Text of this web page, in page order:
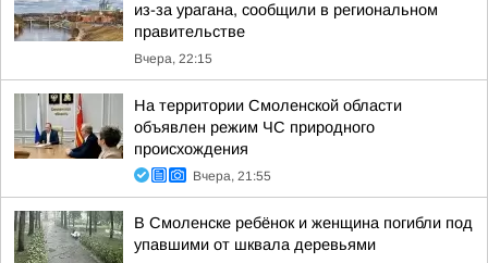
из-за урагана, сообщили в региональном
правительстве
Вчера, 22:15
На территории Смоленской области
объявлен режим ЧС природного
происхождения
Вчера, 21:55
В Смоленске ребёнок и женщина погибли под
упавшими от шквала деревьями